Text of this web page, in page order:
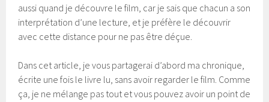
aussi quand je découvre le film, car je sais que chacun a son
interprétation d’une lecture, et je préfère le découvrir
avec cette distance pour ne pas être déçue.
Dans cet article, je vous partagerai d’abord ma chronique,
écrite une fois le livre lu, sans avoir regarder le film. Comme
ça, je ne mélange pas tout et vous pouvez avoir un point de